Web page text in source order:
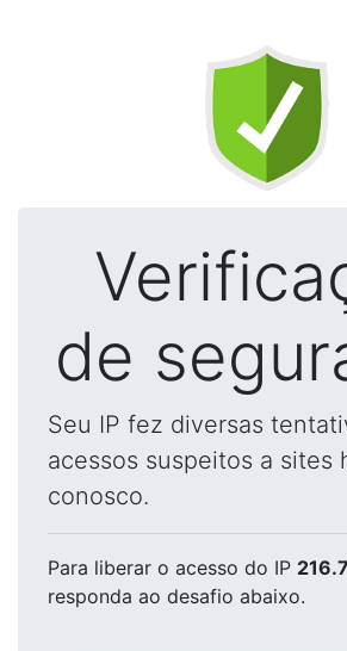
de
Seu IP fez diversas
acessos suspeitos a sites
conosco.
Para liberar o acesso do IP
responda ao desafio abaixo.